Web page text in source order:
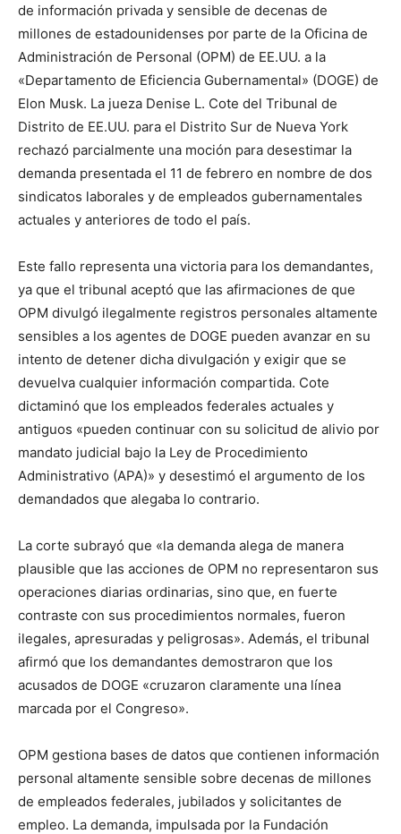
de información privada y sensible de decenas de
millones de estadounidenses por parte de la Oficina de
Administración de Personal (OPM) de EE.UU. a la
«Departamento de Eficiencia Gubernamental» (DOGE) de
Elon Musk. La jueza Denise L. Cote del Tribunal de
Distrito de EE.UU. para el Distrito Sur de Nueva York
rechazó parcialmente una moción para desestimar la
demanda presentada el 11 de febrero en nombre de dos
sindicatos laborales y de empleados gubernamentales
actuales y anteriores de todo el país.
Este fallo representa una victoria para los demandantes,
ya que el tribunal aceptó que las afirmaciones de que
OPM divulgó ilegalmente registros personales altamente
sensibles a los agentes de DOGE pueden avanzar en su
intento de detener dicha divulgación y exigir que se
devuelva cualquier información compartida. Cote
dictaminó que los empleados federales actuales y
antiguos «pueden continuar con su solicitud de alivio por
mandato judicial bajo la Ley de Procedimiento
Administrativo (APA)» y desestimó el argumento de los
demandados que alegaba lo contrario.
La corte subrayó que «la demanda alega de manera
plausible que las acciones de OPM no representaron sus
operaciones diarias ordinarias, sino que, en fuerte
contraste con sus procedimientos normales, fueron
ilegales, apresuradas y peligrosas». Además, el tribunal
afirmó que los demandantes demostraron que los
acusados de DOGE «cruzaron claramente una línea
marcada por el Congreso».
OPM gestiona bases de datos que contienen información
personal altamente sensible sobre decenas de millones
de empleados federales, jubilados y solicitantes de
empleo. La demanda, impulsada por la Fundación